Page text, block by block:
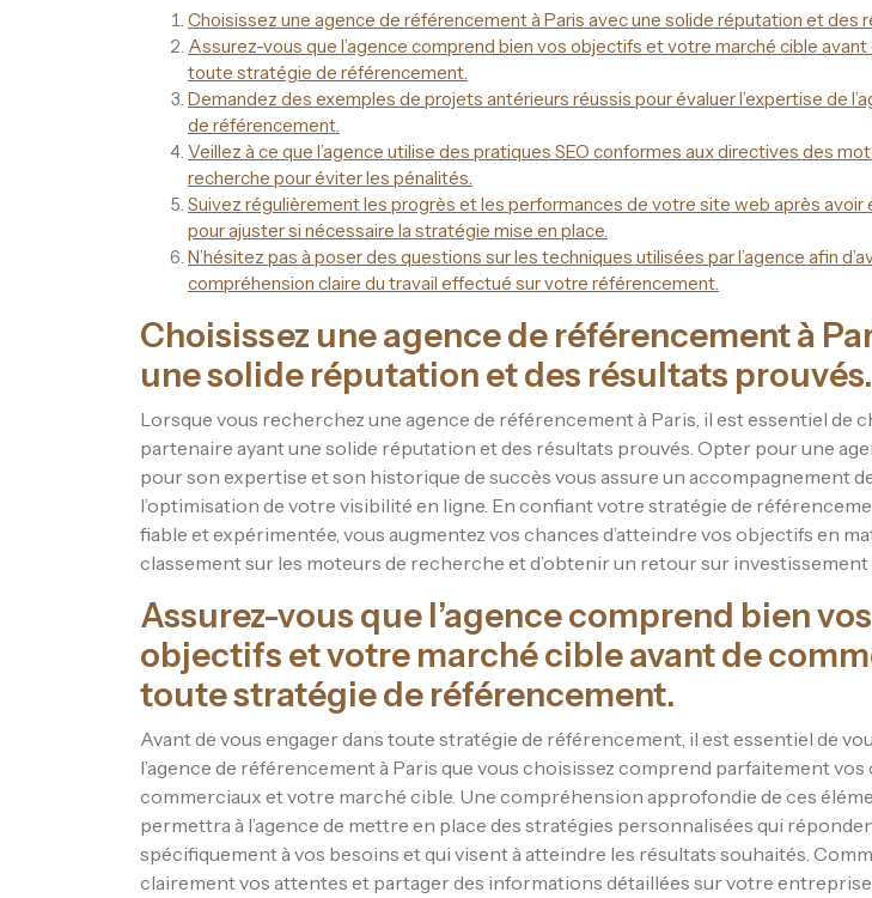
Choisissez une agence de référencement à Paris avec une solide réputation et des
Assurez-vous que l’agence comprend bien vos objectifs et votre marché cible
toute stratégie de référencement.
Demandez des exemples de projets antérieurs réussis pour évaluer l’expertise de
de référencement.
Veillez à ce que l’agence utilise des pratiques SEO conformes aux directives des
recherche pour éviter les pénalités.
Suivez régulièrement les progrès et les performances de votre site web après avoir
pour ajuster si nécessaire la stratégie mise en place.
N’hésitez pas à poser des questions sur les techniques utilisées par l’agence afin
compréhension claire du travail effectué sur votre référencement.
Choisissez une agence de référencement à
une solide réputation et des résultats prouvés.
Lorsque vous recherchez une agence de référencement à Paris, il est essentiel de
partenaire ayant une solide réputation et des résultats prouvés. Opter pour une
pour son expertise et son historique de succès vous assure un accompagnement
l’optimisation de votre visibilité en ligne. En confiant votre stratégie de
fiable et expérimentée, vous augmentez vos chances d’atteindre vos objectifs en
classement sur les moteurs de recherche et d’obtenir un retour sur
Assurez-vous que l’agence comprend bien vos
objectifs et votre marché cible avant de
toute stratégie de référencement.
Avant de vous engager dans toute stratégie de référencement, il est essentiel de
l’agence de référencement à Paris que vous choisissez comprend parfaitement
commerciaux et votre marché cible. Une compréhension approfondie de ces
permettra à l’agence de mettre en place des stratégies personnalisées qui
spécifiquement à vos besoins et qui visent à atteindre les résultats souhaités.
clairement vos attentes et partager des informations détaillées sur votre entreprise